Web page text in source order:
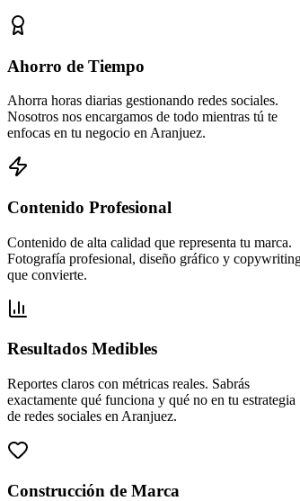
Ahorro de Tiempo
Ahorra horas diarias gestionando redes sociales.
Nosotros nos encargamos de todo mientras tú te
enfocas en tu negocio en Aranjuez.
Contenido Profesional
Contenido de alta calidad que representa tu marca.
Fotografía profesional, diseño gráfico y
que convierte.
Resultados Medibles
Reportes claros con métricas reales. Sabrás
exactamente qué funciona y qué no en tu estrategia
de redes sociales en Aranjuez.
Construcción de Marca